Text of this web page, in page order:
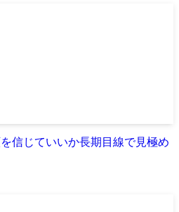
じていいか長期目線で見極め